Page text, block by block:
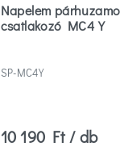
Napelem
csatlakozó MC4 Y
SP-MC4Y
10 190 Ft / db